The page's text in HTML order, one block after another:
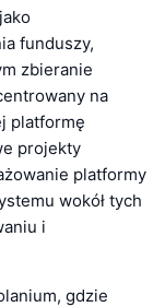
funduszy,
zbieranie
na
platformę
projekty
platformy
wokół tych
i
gdzie